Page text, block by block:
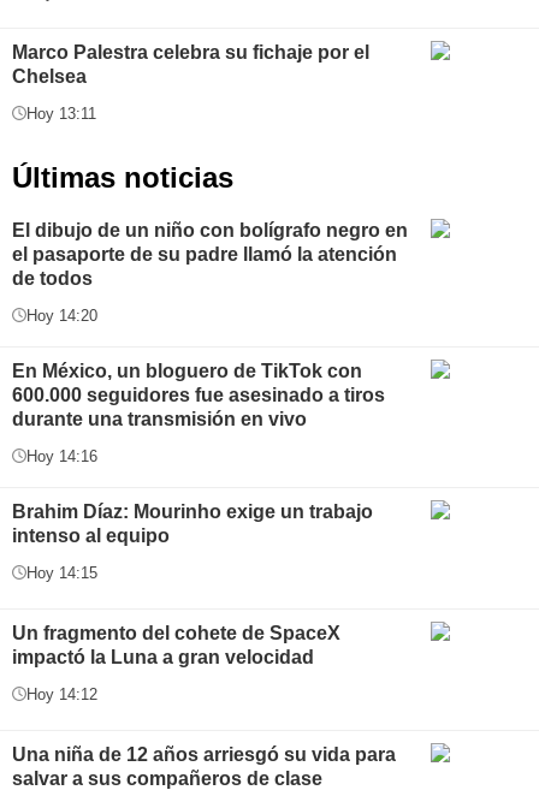
Marco Palestra celebra su fichaje por el
Chelsea
Hoy 13:11
Últimas noticias
El dibujo de un niño con bolígrafo negro en
el pasaporte de su padre llamó la atención
de todos
Hoy 14:20
En México, un bloguero de TikTok con
600.000 seguidores fue asesinado a tiros
durante una transmisión en vivo
Hoy 14:16
Brahim Díaz: Mourinho exige un trabajo
intenso al equipo
Hoy 14:15
Un fragmento del cohete de SpaceX
impactó la Luna a gran velocidad
Hoy 14:12
Una niña de 12 años arriesgó su vida para
salvar a sus compañeros de clase